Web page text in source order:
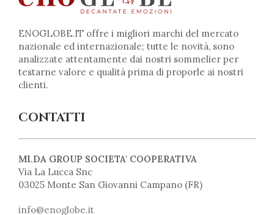
ENOGLOBE.IT offre i migliori marchi del mercato
nazionale ed internazionale; tutte le novità, sono
analizzate attentamente dai nostri sommelier per
testarne valore e qualità prima di proporle ai nostri
clienti.
CONTATTI
MI.DA GROUP SOCIETA' COOPERATIVA
Via La Lucca Snc
03025 Monte San Giovanni Campano (FR)
info@enoglobe.it